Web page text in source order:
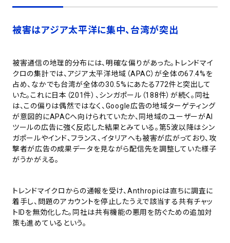
被害はアジア太平洋に集中、台湾が突出
被害通信の地理的分布には、明確な偏りがあった。トレンドマイ
クロの集計では、アジア太平洋地域（APAC）が全体の67.4%を
占め、なかでも台湾が全体の30.5%にあたる772件と突出して
いた。これに日本（201件）、シンガポール（188件）が続く。同社
は、この偏りは偶然ではなく、Google広告の地域ターゲティング
が意図的にAPACへ向けられていたか、同地域のユーザーがAI
ツールの広告に強く反応した結果とみている。第5波以降はシン
ガポールやインド、フランス、イタリアへも被害が広がっており、攻
撃者が広告の成果データを見ながら配信先を調整していた様子
がうかがえる。
トレンドマイクロからの通報を受け、Anthropicは直ちに調査に
着手し、問題のアカウントを停止したうえで該当する共有チャッ
トIDを無効化した。同社は共有機能の悪用を防ぐための追加対
策も進めているという。